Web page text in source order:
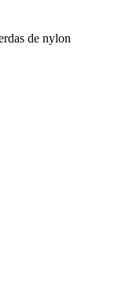
de nylon